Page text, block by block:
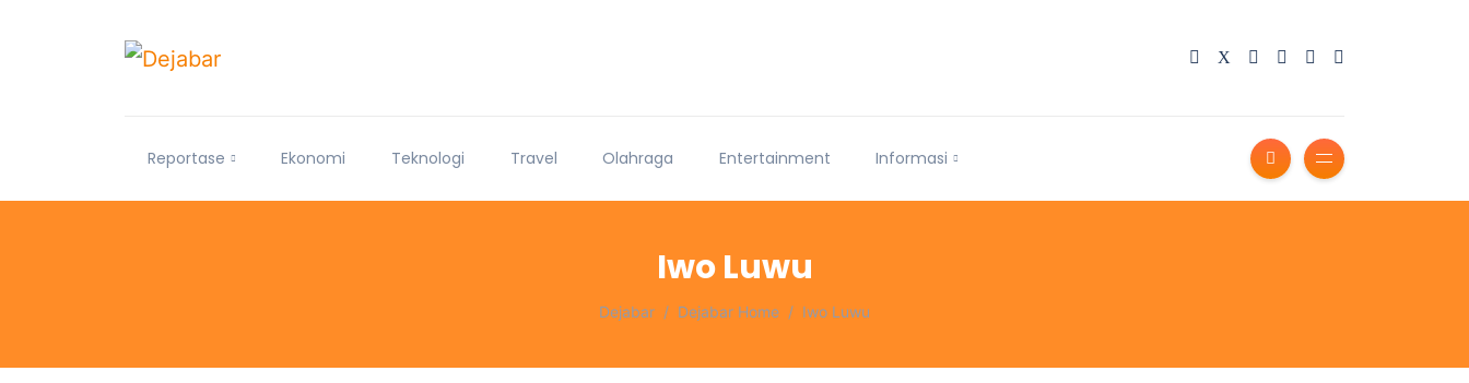
Reportase Ekonomi Teknologi Travel Olahraga Entertainment Informasi
Iwo Luwu
Dejabar Dejabar Home Iwo Luwu